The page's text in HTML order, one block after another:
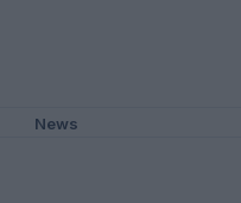
News